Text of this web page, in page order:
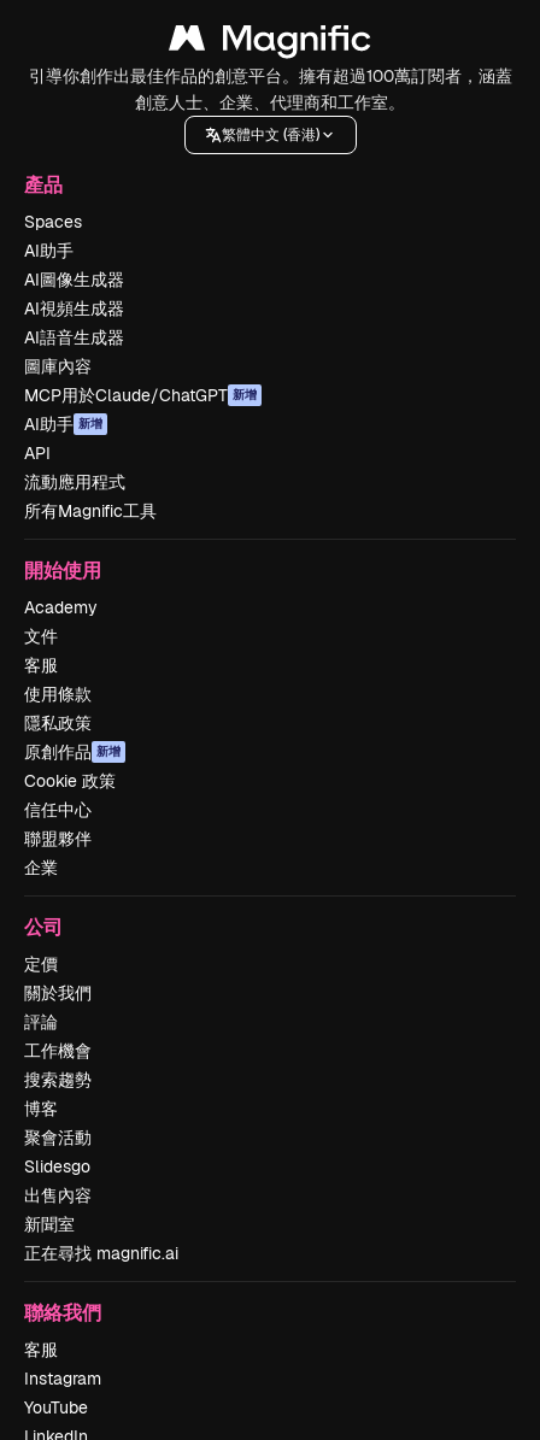
引導你創作出最佳作品的創意平台。擁有超過100萬訂閱者，涵蓋
創意人士、企業、代理商和工作室。
繁體中文 (香港)
產品
Spaces
AI助手
AI圖像生成器
AI視頻生成器
AI語音生成器
圖庫內容
MCP用於Claude/ChatGPT 新增
AI助手 新增
API
流動應用程式
所有Magnific工具
開始使用
Academy
文件
客服
使用條款
隱私政策
原創作品 新增
Cookie 政策
信任中心
聯盟夥伴
企業
公司
定價
關於我們
評論
工作機會
搜索趨勢
博客
聚會活動
Slidesgo
出售內容
新聞室
正在尋找 magnific.ai
聯絡我們
客服
Instagram
YouTube